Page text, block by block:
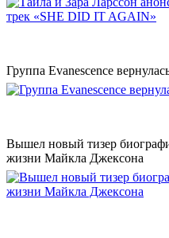
Группа Evanescence
Вышел новый тизер
жизни Майкла Джексона